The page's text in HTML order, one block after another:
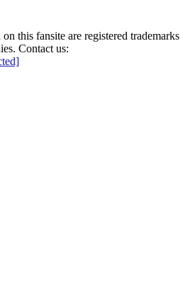
this fansite are registered trademarks
Contact us: